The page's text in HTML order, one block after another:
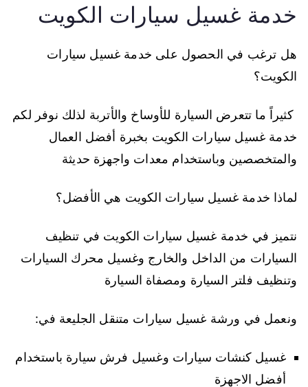
خدمة غسيل سيارات الكويت
هل ترغب في الحصول على خدمة غسيل سيارات
الكويت؟
كثيراً ما تتعرض السيارة للأوساخ والأتربة لذلك نوفر لكم
خدمة غسيل سيارات الكويت بخبرة أفضل العمال
والمتخصصين وباستخدام معدات واجهزة حديثة
لماذا خدمة غسيل سيارات الكويت هي الأفضل؟
نتميز في خدمة غسيل سيارات الكويت في تنظيف
السيارات من الداخل والخارج وغسيل محرك السيارات
وتنظيف فلتر السيارة ومصفاة السيارة
ونعمل في ورشة غسيل سيارات متنقل الجليعة في:
غسيل كنشات سيارات وغسيل فرش سيارة باستخدام
أفضل الاجهزة